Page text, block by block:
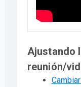
Ajustando
reunión/